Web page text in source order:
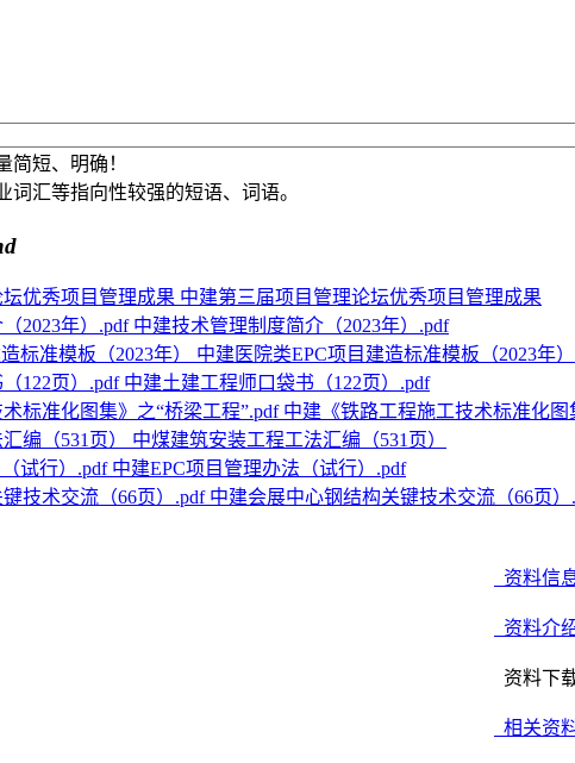
简短、明确！
汇等指向性较强的短语、词语。
中建第三届项目管理论坛优秀项目管理成果
中建技术管理制度简介（2023年）.pdf
中建医院类EPC项目建造标准模板（2023年）
中建土建工程师口袋书（122页）.pdf
中建《铁路工程施工技术标准化图
中煤建筑安装工程工法汇编（531页）
中建EPC项目管理办法（试行）.pdf
中建会展中心钢结构关键技术交流（66页）
资料信
资料介
资料下
相关资